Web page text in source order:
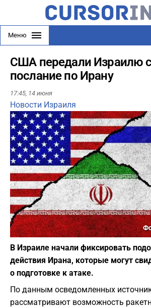
Меню
США передали Израилю
послание по Ирану
17:45, 14 июня
Новости Израиля
В Израиле начали фиксировать
действия Ирана, которые могут
о подготовке к атаке.
По данным осведомленных
рассматривают возможность